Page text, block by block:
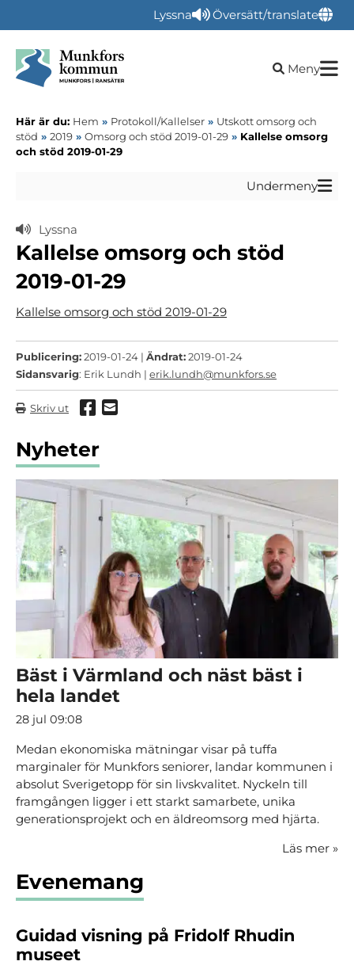
Lyssna Översätt/translate
Öppna
Meny
Här är du: Hem » Protokoll/Kallelser » Utskott omsorg och
stöd » 2019 » Omsorg och stöd 2019-01-29 » Kallelse omsorg
och stöd 2019-01-29
Undermeny
Lyssna
Kallelse omsorg och stöd
2019-01-29
Kallelse omsorg och stöd 2019-01-29
Publicering:2019-01-24 | Ändrat:2019-01-24
Sidansvarig: Erik Lundh | erik.lundh@munkfors.se
Skriv ut Dela via Facebook
Dela via mail
Nyheter
Bäst i Värmland och näst bäst i
hela landet
28 jul 09:08
Medan ekonomiska mätningar visar på tuffa
marginaler för Munkfors seniorer, landar kommunen i
absolut Sverigetopp för sin livskvalitet. Nyckeln till
framgången ligger i ett starkt samarbete, unika
generationsprojekt och en äldreomsorg med hjärta.
Läs mer »
Evenemang
Guidad visning på Fridolf Rhudin
museet